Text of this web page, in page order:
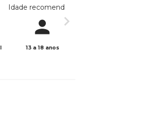
Idade recomendada
13 a 18 anos